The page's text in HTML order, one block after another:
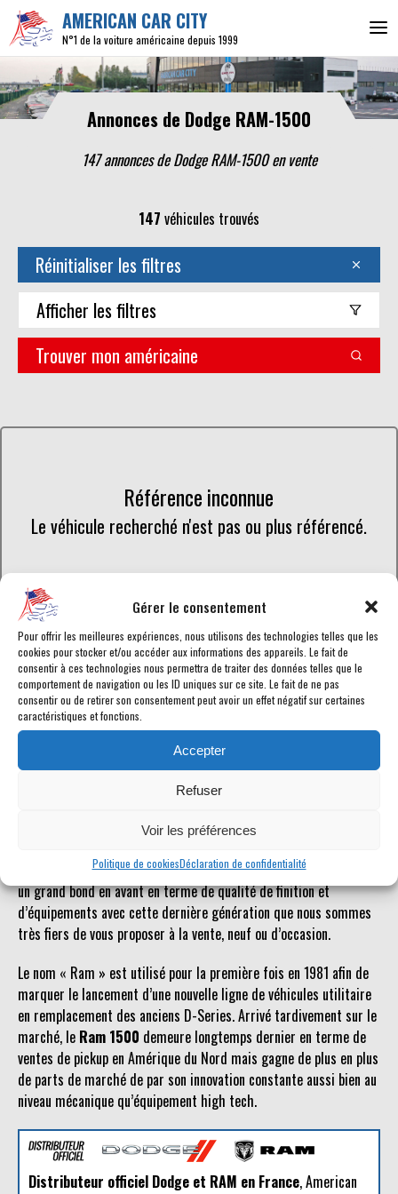
Gérer le consentement
Pour offrir les meilleures expériences, nous utilisons des technologies telles que les
cookies pour stocker et/ou accéder aux informations des appareils. Le fait de
consentir à ces technologies nous permettra de traiter des données telles que le
comportement de navigation ou les ID uniques sur ce site. Le fait de ne pas
consentir ou de retirer son consentement peut avoir un effet négatif sur certaines
caractéristiques et fonctions.
Accepter
Refuser
Voir les préférences
Politique de cookiesDéclaration de confidentialité
AMERICAN CAR CITY
N°1 de la voiture américaine depuis 1999
Annonces de Dodge RAM-1500
147 annonces de Dodge RAM-1500 en vente
Retrouvez toutes les annonces de voitures américaines en vente
chez American Car City, en temps réel. Tous les Dodge RAM-1500
ou en cours d'homologation selon les
normes en vigueur afin de disposer d'unecarte grise française.
Chaque véhicule est garanti pour vous assurer le meilleur service
en Europe. Plus accessible que d’autres pickups américains, il fait
un grand bond en avant en terme de qualité de finition et
d’équipements avec cette dernière génération que nous sommes
très fiers de vous proposer à la vente, neuf ou d’occasion.
Le nom « Ram » est utilisé pour la première fois en 1981 afin de
marquer le lancement d’une nouvelle ligne de véhicules utilitaire
en remplacement des anciens D-Series. Arrivé tardivement sur le
marché, le Ram 1500 demeure longtemps dernier en terme de
ventes de pickup en Amérique du Nord mais gagne de plus en plus
de parts de marché de par son innovation constante aussi bien au
niveau mécanique qu’équipement high tech.
Distributeur officiel Dodge et RAM en France, American
147 véhicules trouvés
Réinitialiser les filtres
Afficher les filtres
Trouver mon américaine
Référence inconnue
Le véhicule recherché n'est pas ou plus référencé.